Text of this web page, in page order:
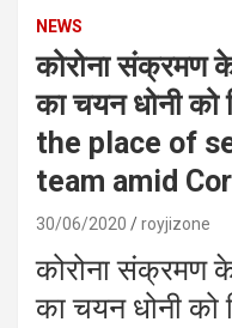
NEWS
कोरोना संक्रमण
का चयन धोनी
the place of
team amid
30/06/2020 royjizone
कोरोना संक्रमण
का चयन धोनी को